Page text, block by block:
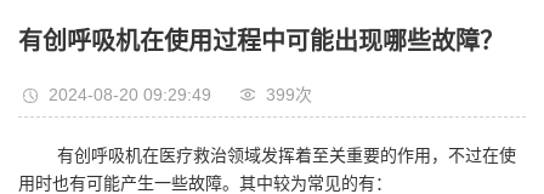
有创呼吸机在使用过程中可能出现哪些故障？
2024-08-20 09:29:49 399次
有创呼吸机在医疗救治领域发挥着至关重要的作用，不过在使
用时也有可能产生一些故障。其中较为常见的有：